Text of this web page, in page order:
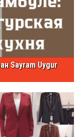
Sayram Uygur